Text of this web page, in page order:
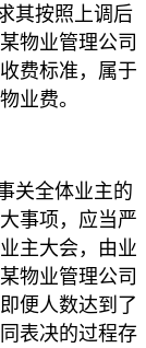
其按照上调后
物业管理公司
费标准，属于
业费。
关全体业主的
事项，应当严
主大会，由业
物业管理公司
便人数达到了
表决的过程存